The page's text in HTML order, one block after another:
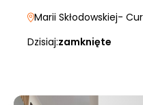
Marii Skłodowskiej-
Dzisiaj:zamknięte